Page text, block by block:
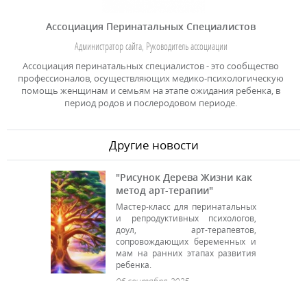
Ассоциация Перинатальных Специалистов
Администратор сайта, Руководитель ассоциации
Ассоциация перинатальных специалистов - это сообщество
профессионалов, осуществляющих медико-психологическую
помощь женщинам и семьям на этапе ожидания ребенка, в
период родов и послеродовом периоде.
Другие новости
"Рисунок Дерева Жизни как
метод арт-терапии"
Мастер-класс для перинатальных
и репродуктивных психологов,
доул, арт-терапевтов,
сопровождающих беременных и
мам на ранних этапах развития
ребенка.